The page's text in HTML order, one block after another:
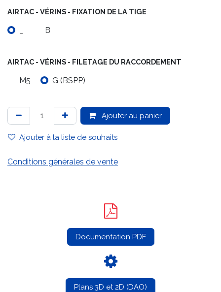
AIRTAC - VÉRINS - FIXATION DE LA TIGE
B
AIRTAC - VÉRINS - FILETAGE DU RACCORDEMENT
M5 G (BSPP)
Ajouter au panier
Ajouter à la liste de souhaits
Conditions générales de vente
Documentation PDF
Plans 3D et 2D (DAO)